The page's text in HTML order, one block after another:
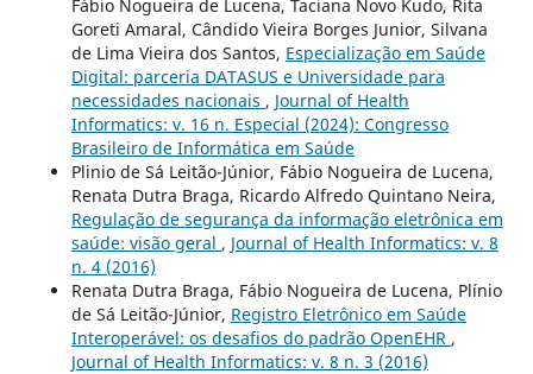
Fábio Nogueira de Lucena, Taciana Novo Kudo, Rita
Goreti Amaral, Cândido Vieira Borges Junior, Silvana
de Lima Vieira dos Santos, Especialização em Saúde
Digital: parceria DATASUS e Universidade para
necessidades nacionais , Journal of Health
Informatics: v. 16 n. Especial (2024): Congresso
Brasileiro de Informática em Saúde
Plinio de Sá Leitão-Júnior, Fábio Nogueira de Lucena,
Renata Dutra Braga, Ricardo Alfredo Quintano Neira,
Regulação de segurança da informação eletrônica em
saúde: visão geral , Journal of Health Informatics: v. 8
n. 4 (2016)
Renata Dutra Braga, Fábio Nogueira de Lucena, Plínio
de Sá Leitão-Júnior, Registro Eletrônico em Saúde
Interoperável: os desafios do padrão OpenEHR ,
Journal of Health Informatics: v. 8 n. 3 (2016)